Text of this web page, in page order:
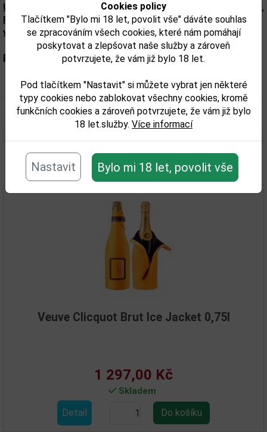
Cookies policy
Tlačítkem "Bylo mi 18 let, povolit vše" dáváte souhlas
se zpracováním všech cookies, které nám pomáhají
poskytovat a zlepšovat naše služby a zároveň
potvrzujete, že vám již bylo 18 let.
Pod tlačítkem "Nastavit" si můžete vybrat jen některé
typy cookies nebo zablokovat všechny cookies, kromě
funkčních cookies a zároveň potvrzujete, že vám již bylo
18 let.služby. Více informací
Nastavit Bylo mi 18 let, povolit vše
Upozorňujeme, že tento produkt může obsahovat alergeny.
Přesné složení a alergeny jsou k dispozici na obalu
výrobku. Zkontrolujte prosím před konzumací.
Parametry:
Obsah alkoholu obj. %: 12
Objem obalu (L): 6
Související zboží
Veuve Clicquot Brut Ice Jacket 0,75l
1 297,00 Kč
Skladem
Detail